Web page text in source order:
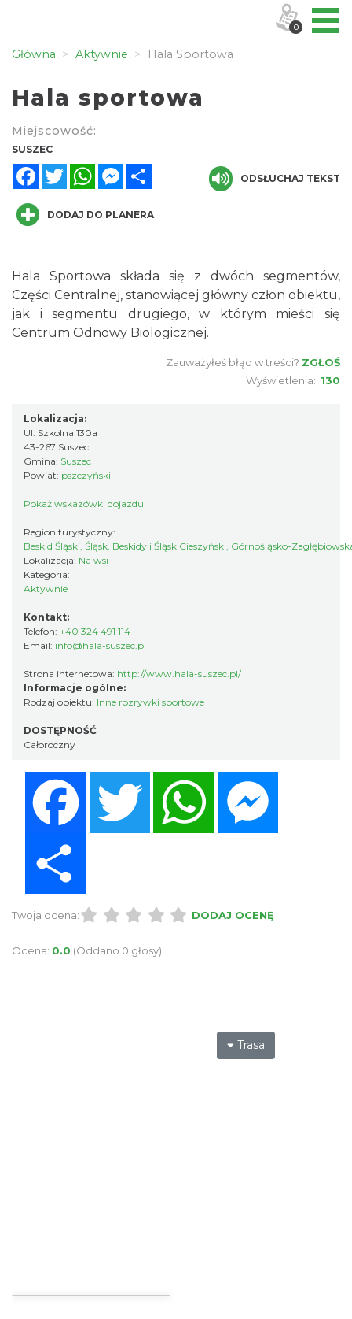
Główna Aktywnie Hala Sportowa
Hala sportowa
Miejscowość:
SUSZEC
FacebookTwitterWhatsAppMessenger
ODSŁUCHAJ TEKST
DODAJ DO PLANERA
Hala Sportowa składa się z dwóch segmentów,
Części Centralnej, stanowiącej główny człon obiektu,
jak i segmentu drugiego, w którym mieści się
Centrum Odnowy Biologicznej.
Zauważyłeś błąd w treści? ZGŁOŚ
Wyświetlenia: 130
Lokalizacja:
Ul. Szkolna 130a
43-267 Suszec
Gmina: Suszec
Powiat: pszczyński
Pokaż wskazówki dojazdu
Region turystyczny:
Beskid Śląski, Śląsk, Beskidy i Śląsk Cieszyński, Górnośląsko-
Lokalizacja: Na wsi
Kategoria:
Aktywnie
Kontakt:
Telefon: +40 324 491 114
Email: info@hala-suszec.pl
Strona internetowa: http://www.hala-suszec.pl/
Informacje ogólne:
Rodzaj obiektu: Inne rozrywki sportowe
DOSTĘPNOŚĆ
Całoroczny
Twitter WhatsApp
Twoja ocena: DODAJ OCENĘ
Ocena: 0.0 (Oddano 0 głosy)
Trasa
0